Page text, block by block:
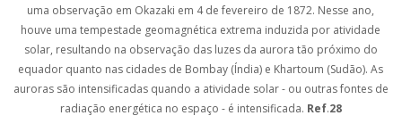
uma observação em Okazaki em 4 de fevereiro de 1872. Nesse ano,
houve uma tempestade geomagnética extrema induzida por atividade
solar, resultando na observação das luzes da aurora tão próximo do
equador quanto nas cidades de Bombay (Índia) e Khartoum (Sudão). As
auroras são intensificadas quando a atividade solar - ou outras fontes de
radiação energética no espaço - é intensificada. Ref.28